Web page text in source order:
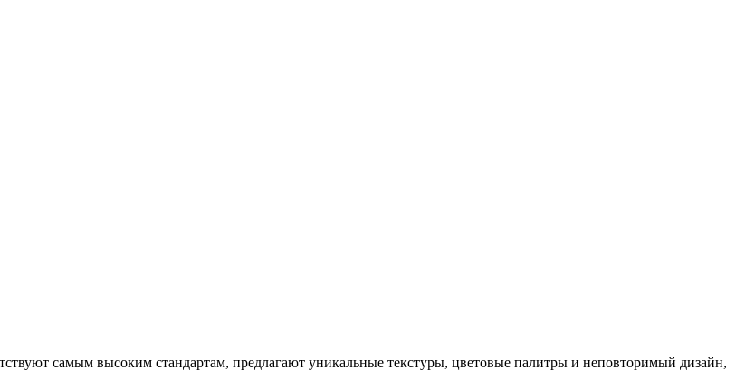
самым высоким стандартам, предлагают уникальные текстуры, цветовые палитры и неповторимый дизайн,